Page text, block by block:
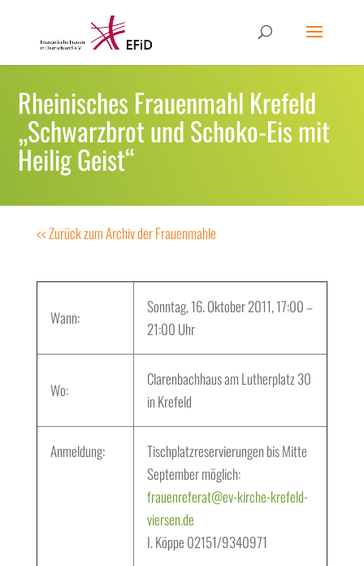
Rheinisches Frauenmahl Krefeld
„Schwarzbrot und Schoko-Eis mit
Heilig Geist“
<< Zurück zum Archiv der Frauenmahle
Wann:
Sonntag, 16. Oktober 2011, 17:00 –
21:00 Uhr
Wo:
Clarenbachhaus am Lutherplatz 30
in Krefeld
Anmeldung:
Tischplatzreservierungen bis Mitte
September möglich:
frauenreferat@ev-kirche-krefeld-
viersen.de
I. Köppe 02151/9340971